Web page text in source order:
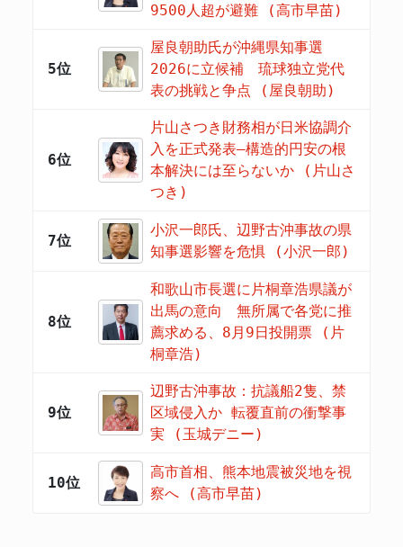
9500人超が避難 (高市早苗)
5位
屋良朝助氏が沖縄県知事選
2026に立候補 琉球独立党代
表の挑戦と争点 (屋良朝助)
6位
片山さつき財務相が日米協調介
入を正式発表―構造的円安の根
本解決には至らないか (片山さ
つき)
7位
小沢一郎氏、辺野古沖事故の県
知事選影響を危惧 (小沢一郎)
8位
和歌山市長選に片桐章浩県議が
出馬の意向 無所属で各党に推
薦求める、8月9日投開票 (片
桐章浩)
9位
辺野古沖事故：抗議船2隻、禁
区域侵入か 転覆直前の衝撃事
実 (玉城デニー)
10位
高市首相、熊本地震被災地を視
察へ (高市早苗)